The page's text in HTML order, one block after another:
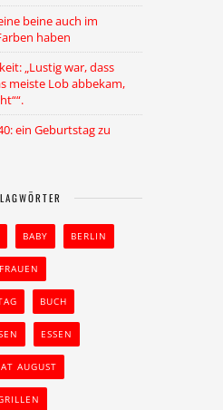
beine auch im
haben
„Lustig war, dass
meiste Lob abbekam,
ein Geburtstag zu
BABY BERLIN
BUCH
ESSEN
AUGUST